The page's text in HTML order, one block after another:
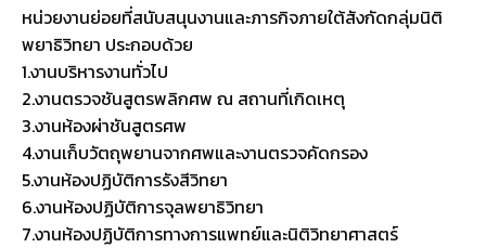
หน่วยงานย่อยที่สนับสนุนงานและภารกิจภายใต้สังกัดกลุ่มนิติ
พยาธิวิทยา ประกอบด้วย
1.งานบริหารงานทั่วไป
2.งานตรวจชันสูตรพลิกศพ ณ สถานที่เกิดเหตุ
3.งานห้องผ่าชันสูตรศพ
4.งานเก็บวัตถุพยานจากศพและงานตรวจคัดกรอง
5.งานห้องปฏิบัติการรังสีวิทยา
6.งานห้องปฏิบัติการจุลพยาธิวิทยา
7.งานห้องปฏิบัติการทางการแพทย์และนิติวิทยาศาสตร์